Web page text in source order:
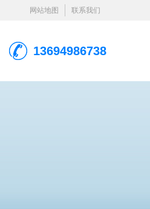
网站地图 联系我们
13694986738